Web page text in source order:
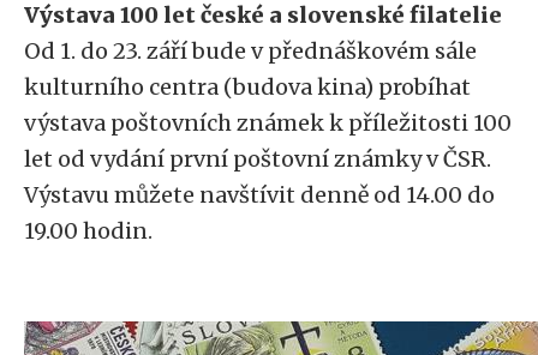
Výstava 100 let české a slovenské filatelie
Od 1. do 23. září bude v přednáškovém sále
kulturního centra (budova kina) probíhat
výstava poštovních známek k příležitosti 100
let od vydání první poštovní známky v ČSR.
Výstavu můžete navštívit denně od 14.00 do
19.00 hodin.